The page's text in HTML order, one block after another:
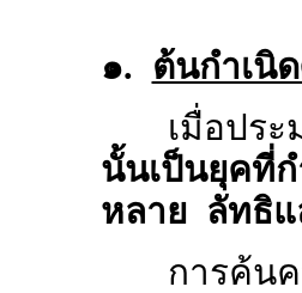
๑. ต้นกำเนิ
เมื่อปร
นั้นเป็นยุคที่
หลาย ลัทธิแ
การค้น